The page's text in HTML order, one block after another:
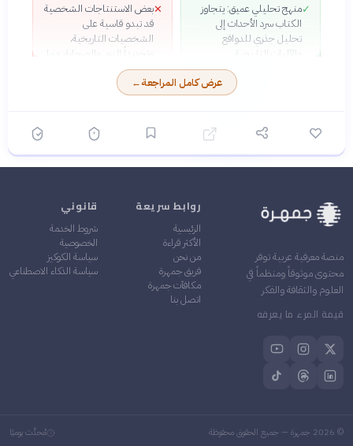
✓منهج تحليلي عميق: يتجاوز
الكتاب سرد الأحداث إلى
تحليل جذري للدوافع
والآليات التاريخية
نزعة نقدية جريئة: لا يتردد
جعيط عن تفنيد الروايات
المشهورة والخوض في قضايا
✓
أسلوب فكري متطور: تندمج
فيه الأدوات الحديثة من علم
الاجتماع والنقد التاريخي
كل جوانب الفتنة من السقيفة
إلى موقعة الجمل وصفين
✕بعض الاستنتاجات الشخصية
قد تبدو قاسية على
الشخصيات التاريخية،
وتحديداً النبي والصحابة، مما
قد يثير جدلاً
✕الكتاب يتطلب خلفية تاريخية
جيدة لاستيعاب التفاصيل
عرض كامل المراجعة←
منصة معرفية عربية توفر
محتوى موثوقاً ومنظماً في
العلوم والثقافة والفكر
قيمة المرء ما يعرفه
روابط سريعة
الرئيسية
الأكثر قراءة
من نحن
فريق جمهرة
مكافآت جمهرة
اتصل بنا
قانوني
شروط الخدمة
الخصوصية
سياسة الكوكيز
سياسة الذكاء الاصطناعي
©
2026 جمهرة — جميع الحقوق محفوظة مُحدَّث يوميًا